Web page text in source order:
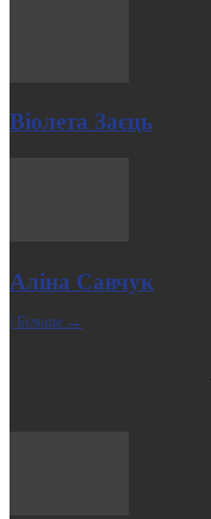
Віолета Заєць
Аліна Савчук
| Більше →